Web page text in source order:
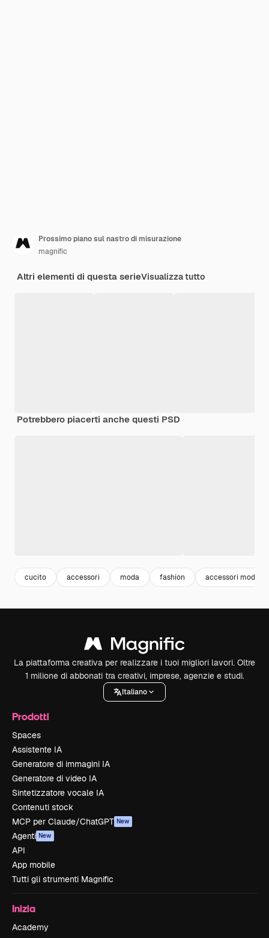
Prossimo piano sul nastro di misurazione
magnific
Altri elementi di questa serieVisualizza tutto
Potrebbero piacerti anche questi PSD
cucito accessori moda fashion accessori moda
La piattaforma creativa per realizzare i tuoi migliori lavori. Oltre
1 milione di abbonati tra creativi, imprese, agenzie e studi.
Italiano
Prodotti
Spaces
Assistente IA
Generatore di immagini IA
Generatore di video IA
Sintetizzatore vocale IA
Contenuti stock
MCP per Claude/ChatGPT New
Agenti New
API
App mobile
Tutti gli strumenti Magnific
Inizia
Academy